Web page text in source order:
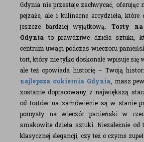
Gdynia nie przestaje zachwycać, oferując
pejzaże, ale i kulinarne arcydzieła, które
jeszcze bardziej wyjątkową. Torty na
Gdynia to prawdziwe dzieła sztuki,
centrum uwagi podczas wieczoru
tort, który nie tylko doskonale wpisuje się
ale też opowiada historię – Twoją
najlepsza cukiernia Gdynia , masz
zostanie dopracowany z największą
od tortów na zamówienie są w stanie
pomysły na wieczór panieński w
smakowite dzieła sztuki. Niezależnie
klasycznej elegancji, czy też o czymś